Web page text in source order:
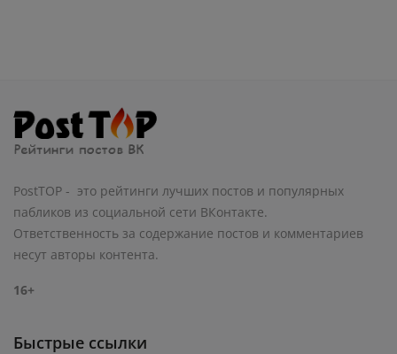
PostTOP - это рейтинги лучших постов и популярных
пабликов из социальной сети ВКонтакте.
Ответственность за содержание постов и комментариев
несут авторы контента.
16+
Быстрые ссылки